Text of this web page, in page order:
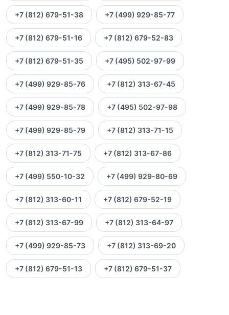
+7 (812) 679-51-38 +7 (499) 929-85-77
+7 (812) 679-51-16 +7 (812) 679-52-83
+7 (812) 679-51-35 +7 (495) 502-97-99
+7 (499) 929-85-76 +7 (812) 313-67-45
+7 (499) 929-85-78 +7 (495) 502-97-98
+7 (499) 929-85-79 +7 (812) 313-71-15
+7 (812) 313-71-75 +7 (812) 313-67-86
+7 (499) 550-10-32 +7 (499) 929-80-69
+7 (812) 313-60-11 +7 (812) 679-52-19
+7 (812) 313-67-99 +7 (812) 313-64-97
+7 (499) 929-85-73 +7 (812) 313-69-20
+7 (812) 679-51-13 +7 (812) 679-51-37